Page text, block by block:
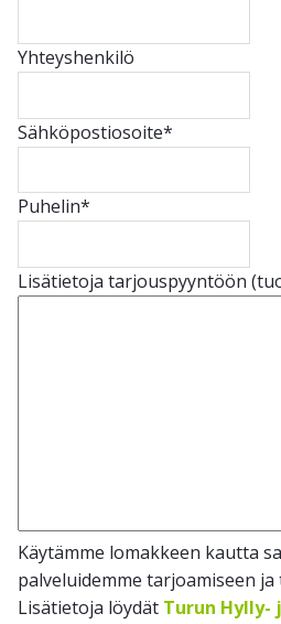
Yhteyshenkilö
Sähköpostiosoite*
Puhelin*
Lisätietoja tarjouspyyntöön
Käytämme lomakkeen kautta
palveluidemme tarjoamiseen
Lisätietoja löydät Turun Hylly-